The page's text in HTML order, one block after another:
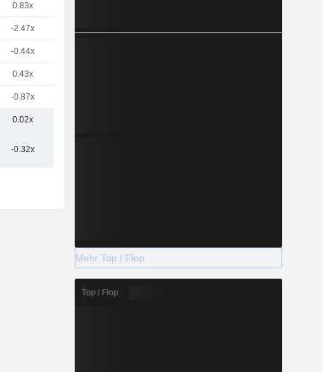
0.83x
-2.47x
-0.44x
0.43x
-0.87x
0.02x
-0.32x
Mehr Top / Flop
Top / Flop